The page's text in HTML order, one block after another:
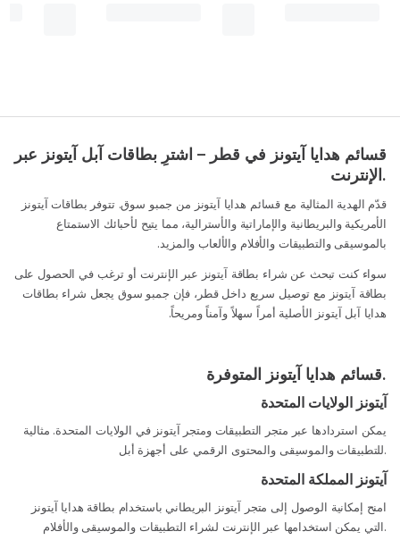
قسائم هدايا آيتونز في قطر – اشترِ بطاقات آبل آيتونز عبر
الإنترنت.
قدّم الهدية المثالية مع قسائم هدايا آيتونز من جمبو سوق. تتوفر بطاقات آيتونز
الأمريكية والبريطانية والإماراتية والأسترالية، مما يتيح لأحبائك الاستمتاع
بالموسيقى والتطبيقات والأفلام والألعاب والمزيد.
سواء كنت تبحث عن شراء بطاقة آيتونز عبر الإنترنت أو ترغب في الحصول على
بطاقة آيتونز مع توصيل سريع داخل قطر، فإن جمبو سوق يجعل شراء بطاقات
هدايا آبل آيتونز الأصلية أمراً سهلاً وآمناً ومريحاً.
قسائم هدايا آيتونز المتوفرة.
آيتونز الولايات المتحدة
يمكن استردادها عبر متجر التطبيقات ومتجر آيتونز في الولايات المتحدة. مثالية
للتطبيقات والموسيقى والمحتوى الرقمي على أجهزة أبل.
آيتونز المملكة المتحدة
امنح إمكانية الوصول إلى متجر آيتونز البريطاني باستخدام بطاقة هدايا آيتونز
التي يمكن استخدامها عبر الإنترنت لشراء التطبيقات والموسيقى والأفلام.